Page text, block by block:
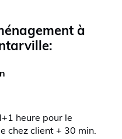
à
heure pour le
chez client + 30 min.